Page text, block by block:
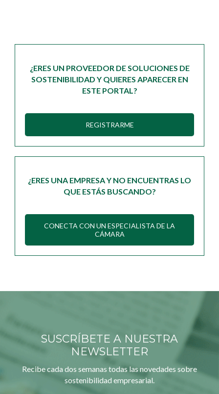
¿ERES UN PROVEEDOR DE SOLUCIONES DE
SOSTENIBILIDAD Y QUIERES APARECER EN
ESTE PORTAL?
REGISTRARME
¿ERES UNA EMPRESA Y NO ENCUENTRAS LO
QUE ESTÁS BUSCANDO?
CONECTA CON UN ESPECIALISTA DE LA
CÁMARA
SUSCRÍBETE A NUESTRA
NEWSLETTER
Recibe cada dos semanas todas las novedades sobre
sostenibilidad empresarial.